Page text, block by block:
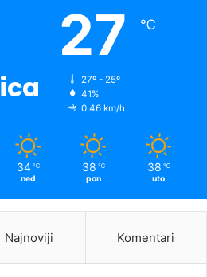
27 ℃
27º - 25º
41%
0.46 km/h
34 ℃
ned
38 ℃
pon
38 ℃
uto
Najnoviji Komentari